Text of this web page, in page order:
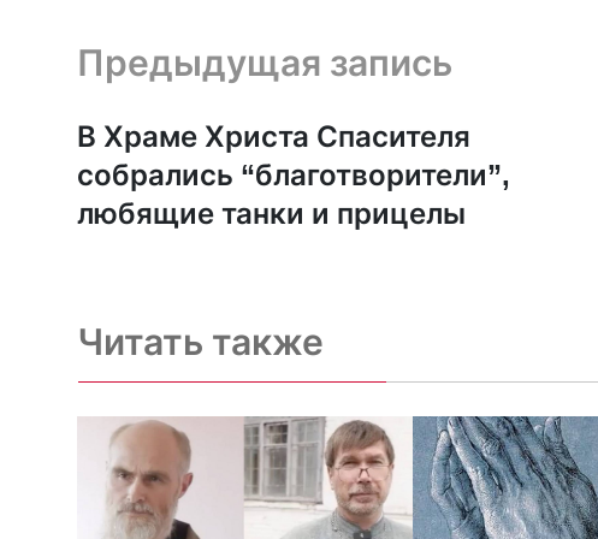
Предыдущая запись и следующая запись
Предыдущая запись
В Храме Христа Спасителя
собрались “благотворители”,
любящие танки и прицелы
Читать также